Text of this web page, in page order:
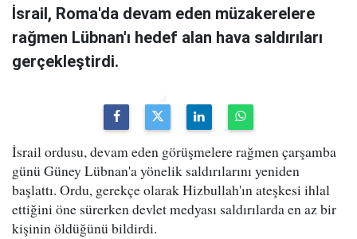
İsrail, Roma'da devam eden müzakerelere
rağmen Lübnan'ı hedef alan hava saldırıları
gerçekleştirdi.
İsrail ordusu, devam eden görüşmelere rağmen çarşamba
günü Güney Lübnan'a yönelik saldırılarını yeniden
başlattı. Ordu, gerekçe olarak Hizbullah'ın ateşkesi ihlal
ettiğini öne sürerken devlet medyası saldırılarda en az bir
kişinin öldüğünü bildirdi.